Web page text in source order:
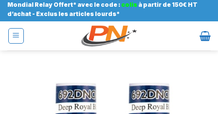
Passer
au
contenu
Mondial Relay Offert* avec le code : colis à partir de 150€ HT
d’achat - Exclus les articles lourds*